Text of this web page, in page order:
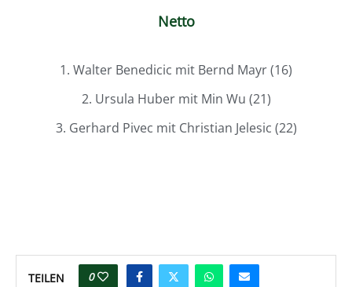
Netto
1. Walter Benedicic mit Bernd Mayr (16)
2. Ursula Huber mit Min Wu (21)
3. Gerhard Pivec mit Christian Jelesic (22)
TEILEN 0